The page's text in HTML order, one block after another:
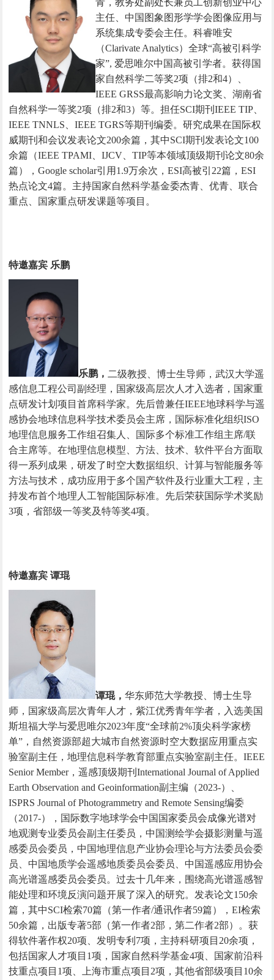
主任、中国图象图形学学会图像应用与
系统集成专委会主任。科睿唯安
（Clarivate Analytics）全球“高被引科学
家”, 爱思唯尔中国高被引学者。获得国
家自然科学二等奖2项（排2和4）、
IEEE GRSS最高影响力论文奖、湖南省
自然科学一等奖2项（排2和3）等。担任SCI期刊IEEE TIP、
IEEE TNNLS、IEEE TGRS等期刊编委。研究成果在国际权
威期刊和会议发表论文200余篇，其中SCI期刊发表论文100
余篇（IEEE TPAMI、IJCV、TIP等本领域顶级期刊论文80余
篇），Google scholar引用1.9万余次，ESI高被引22篇，ESI
热点论文4篇。主持国家自然科学基金委杰青、优青、联合
重点、国家重点研发课题等项目。
特邀嘉宾 乐鹏
乐鹏， 二级教授、博士生导师，武汉大学遥
感信息工程公司副经理，国家级高层次人才入选者，国家重
点研发计划项目首席科学家。先后曾兼任IEEE地球科学与遥
感协会地球信息科学技术委员会主席，国际标准化组织ISO
地理信息服务工作组召集人、国际多个标准工作组主席/联
合主席等。在地理信息模型、方法、技术、软件平台方面取
得一系列成果，研发了时空大数据组织、计算与智能服务等
方法与技术，成功应用于多个国产软件及行业重大工程，主
持发布首个地理人工智能国际标准。先后荣获国际学术奖励
3项，省部级一等奖及特等奖4项。
特邀嘉宾 谭琨
谭琨，华东师范大学教授、博士生导
师，国家级高层次青年人才，紫江优秀青年学者，入选美国
斯坦福大学与爱思唯尔2023年度“全球前2%顶尖科学家榜
单”，自然资源部超大城市自然资源时空大数据应用重点实
验室副主任，地理信息科学教育部重点实验室副主任。IEEE
Senior Member，遥感顶级期刊International Journal of Applied
Earth Observation and Geoinformation副主编（2023-）、
ISPRS Journal of Photogrammetry and Remote Sensing编委
（2017-），国际数字地球学会中国国家委员会成像光谱对
地观测专业委员会副主任委员，中国测绘学会摄影测量与遥
感委员会委员，中国地理信息产业协会理论与方法委员会委
员、中国地质学会遥感地质委员会委员、中国遥感应用协会
高光谱遥感委员会委员。过去十几年来，围绕高光谱遥感智
能处理和环境反演问题开展了深入的研究。发表论文150余
篇，其中SCI检索70篇（第一作者/通讯作者59篇），EI检索
50余篇，出版专著5部（第一作者2部，第二作者2部）。获
得软件著作权20项、发明专利7项，主持科研项目20余项，
包括国家人才项目1项，国家自然科学基金4项、国家前沿科
技重点项目1项、上海市重点项目2项，其他省部级项目10余